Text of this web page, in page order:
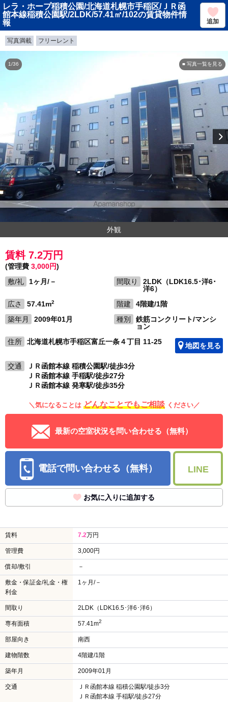
レラ・ホープ稲積公園/北海道札幌市手稲区/ＪＲ函
館本線稲積公園駅/2LDK/57.41㎡/102の賃貸物件情
報
追加
写真満載 フリーレント
■ 写真一覧を見る
1/36
外観
賃料 7.2万円
(管理費 3,000円)
敷/礼
1ヶ月/－ 間取り
2LDK（LDK16.5･洋6･
洋6）
広さ
57.41m2 階建
4階建/1階
築年月
2009年01月 種別
鉄筋コンクリート/マンシ
ョン
住所
北海道札幌市手稲区富丘一条４丁目 11-25 地図を見る
交通
ＪＲ函館本線 稲積公園駅/徒歩3分
ＪＲ函館本線 手稲駅/徒歩27分
ＪＲ函館本線 発寒駅/徒歩35分
＼気になることは どんなことでもご相談 ください／
最新の空室状況を問い合わせる（無料）
電話で問い合わせる（無料） LINE
お気に入りに追加する
賃料 7.2万円
管理費 3,000円
償却/敷引 －
敷金・保証金/礼金・権
利金
1ヶ月/－
間取り 2LDK（LDK16.5･洋6･洋6）
専有面積 57.41m2
部屋向き 南西
建物階数 4階建/1階
築年月 2009年01月
交通
ＪＲ函館本線 稲積公園駅/徒歩3分
ＪＲ函館本線 手稲駅/徒歩27分